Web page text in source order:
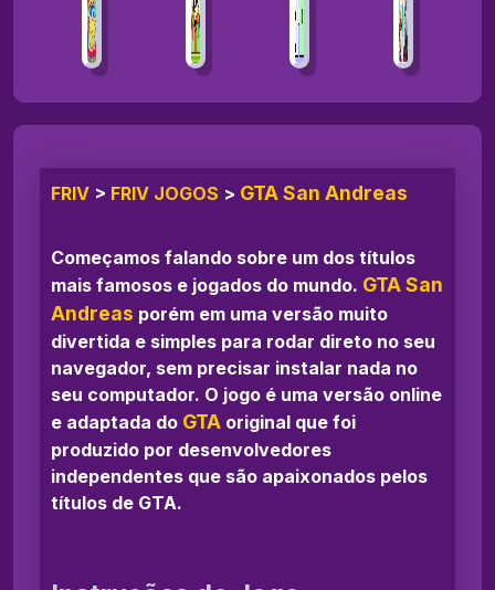
FRIV > FRIV JOGOS > GTA San Andreas
Começamos falando sobre um dos títulos
mais famosos e jogados do mundo. GTA San
Andreas porém em uma versão muito
divertida e simples para rodar direto no seu
navegador, sem precisar instalar nada no
seu computador. O jogo é uma versão online
e adaptada do GTA original que foi
produzido por desenvolvedores
independentes que são apaixonados pelos
títulos de GTA.